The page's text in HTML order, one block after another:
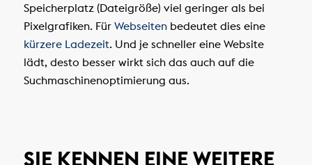
Speicherplatz (Dateigröße) viel geringer als bei
Pixelgrafiken. Für Webseitenbedeutet dies eine
kürzere Ladezeit. Und je schneller eine Website
lädt, desto besser wirkt sich das auch auf die
Suchmaschinenoptimierung aus.
SIE KENNEN EINE WEITERE